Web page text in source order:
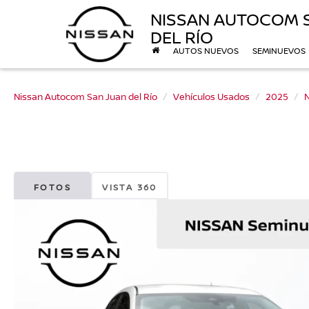
NISSAN AUTOCOM
DEL RÍO
AUTOS NUEVOS SEMINUEVOS
Nissan Autocom San Juan del Río Vehículos Usados 2025
FOTOS VISTA 360